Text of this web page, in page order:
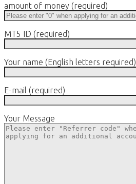
amount of money (required)
MT5 ID (required)
Your name (English letters required)
E-mail (required)
Your Message